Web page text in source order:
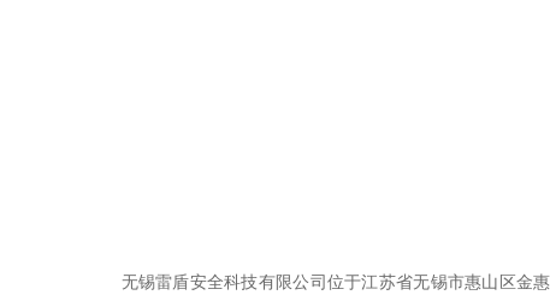
无锡雷盾安全科技有限公司位于江苏省无锡市惠山区金惠